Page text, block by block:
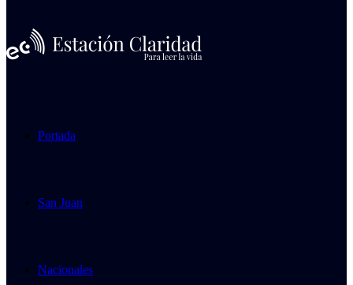
Portada
San Juan
Nacionales